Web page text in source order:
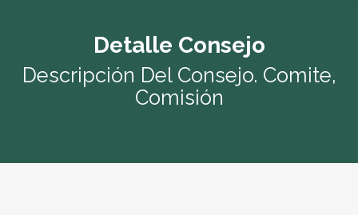
Detalle Consejo
Descripción Del Consejo. Comite,
Comisión